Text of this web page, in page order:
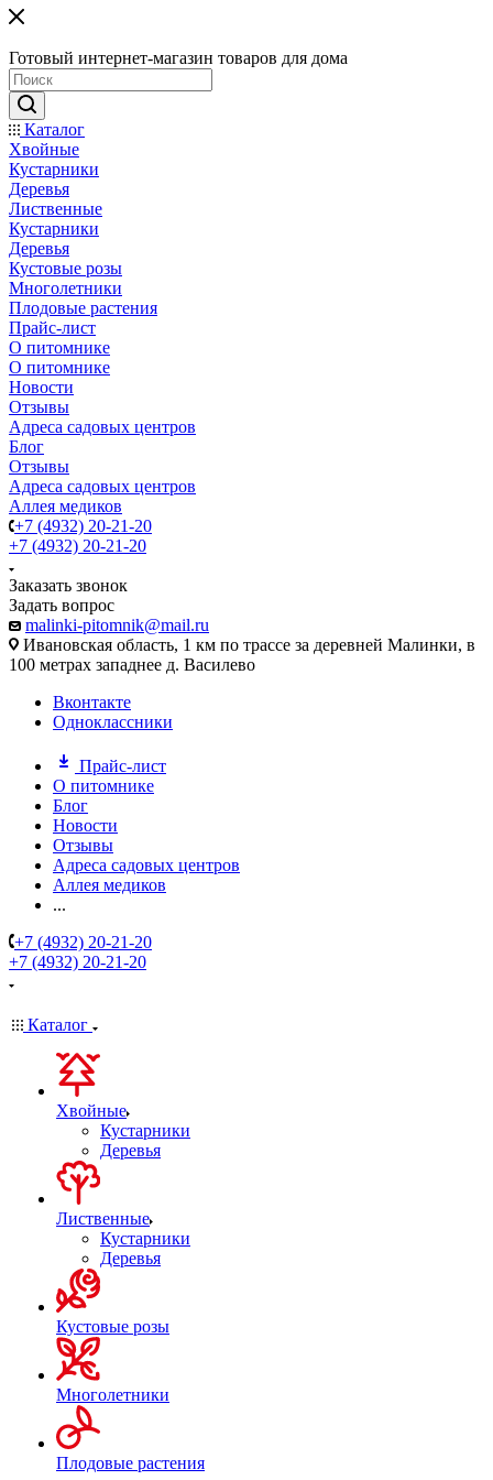
Готовый интернет-магазин товаров для дома
Каталог
Хвойные
Кустарники
Деревья
Лиственные
Кустарники
Деревья
Кустовые розы
Многолетники
Плодовые растения
Прайс-лист
О питомнике
О питомнике
Новости
Отзывы
Адреса садовых центров
Блог
Отзывы
Адреса садовых центров
Аллея медиков
+7 (4932) 20-21-20
+7 (4932) 20-21-20
Заказать звонок
Задать вопрос
malinki-pitomnik@mail.ru
Ивановская область, 1 км по трассе за деревней Малинки, в
100 метрах западнее д. Василево
Вконтакте
Одноклассники
Прайс-лист
О питомнике
Блог
Новости
Отзывы
Адреса садовых центров
Аллея медиков
...
+7 (4932) 20-21-20
+7 (4932) 20-21-20
Каталог
Хвойные
Кустарники
Деревья
Лиственные
Кустарники
Деревья
Кустовые розы
Многолетники
Плодовые растения